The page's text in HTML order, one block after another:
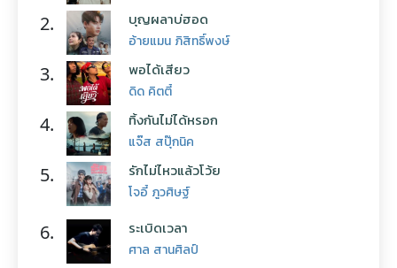
2. บุญผลาบ่ฮอด
อ้ายแมน ภิสิทธิ์พงษ์
3. พอได้เสียว
ดิด คิตตี้
4. ทิ้งกันไม่ได้หรอก
แจ๊ส สปุ๊กนิค
5. รักไม่ไหวแล้วโว้ย
โจอี้ ภูวศิษฐ์
6. ระเบิดเวลา
ศาล สานศิลป์